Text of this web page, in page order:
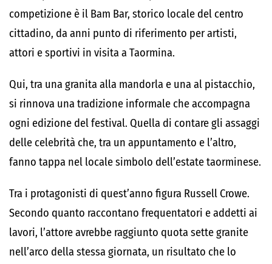
competizione è il Bam Bar, storico locale del centro
cittadino, da anni punto di riferimento per artisti,
attori e sportivi in visita a Taormina.
Qui, tra una granita alla mandorla e una al pistacchio,
si rinnova una tradizione informale che accompagna
ogni edizione del festival. Quella di contare gli assaggi
delle celebrità che, tra un appuntamento e l’altro,
fanno tappa nel locale simbolo dell’estate taorminese.
Tra i protagonisti di quest’anno figura Russell Crowe.
Secondo quanto raccontano frequentatori e addetti ai
lavori, l’attore avrebbe raggiunto quota sette granite
nell’arco della stessa giornata, un risultato che lo